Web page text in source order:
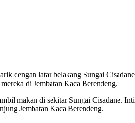
dengan latar belakang Sungai
di Jembatan Kaca Berendeng.
makan di sekitar Sungai Cisadane.
Jembatan Kaca Berendeng.